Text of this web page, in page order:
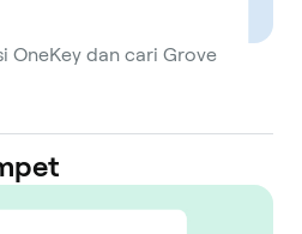
OneKey dan cari Grove